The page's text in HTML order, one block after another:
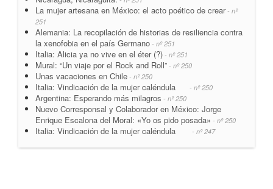
La mujer artesana en México: el acto poético de crear- nº
251
Alemania: La recopilación de historias de resiliencia contra
la xenofobia en el país Germano - nº 251
Italia: Alicia ya no vive en el éter (?) - nº 251
Mural: “Un viaje por el Rock and Roll” - nº 250
Unas vacaciones en Chile - nº 250
Italia: Vindicación de la mujer caléndula - nº 250
Argentina: Esperando más milagros - nº 250
Nuevo Corresponsal y Colaborador en México: Jorge
Enrique Escalona del Moral: «Yo os pido posada» - nº 250
Italia: Vindicación de la mujer caléndula - nº 247